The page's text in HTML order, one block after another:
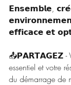
𝗘𝗻𝘀𝗲𝗺𝗯𝗹𝗲,
𝗲𝗳𝗳𝗶𝗰𝗮𝗰𝗲 𝗲𝘁
📤𝗣𝗔𝗥𝗧𝗔𝗚𝗘𝗭 -
essentiel et votre
du démarrage de